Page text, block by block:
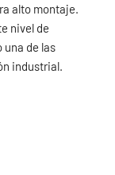
alto montaje.
nivel de
de las
industrial.